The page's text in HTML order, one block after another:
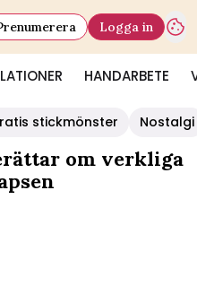
HANDARBETE
Logga in
stickmönster Nostalgi
om verkliga